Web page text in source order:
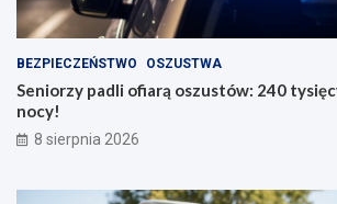
BEZPIECZEŃSTWO OSZUSTWA
Seniorzy padli ofiarą oszustów: 240
nocy!
8 sierpnia 2026